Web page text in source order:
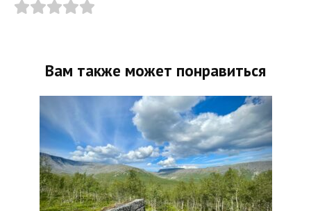
Вам также может понравиться